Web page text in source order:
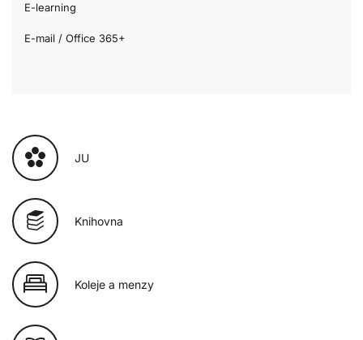
E-learning
E-mail / Office 365+
JU
Knihovna
Koleje a menzy